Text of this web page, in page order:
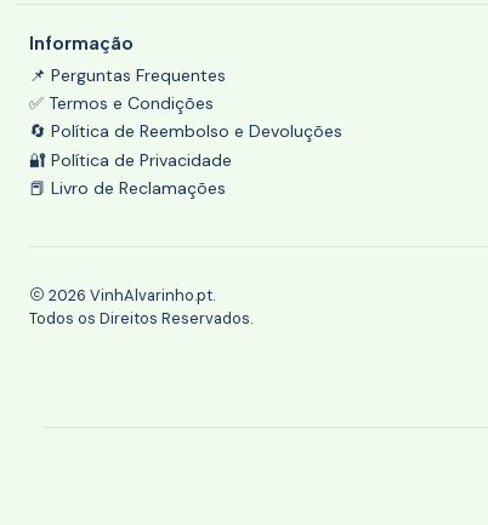
Informação
📌 Perguntas Frequentes
✅ Termos e Condições
🔄 Política de Reembolso e Devoluções
🔐 Política de Privacidade
📕 Livro de Reclamações
2026 VinhAlvarinho.pt.
Todos os Direitos Reservados.